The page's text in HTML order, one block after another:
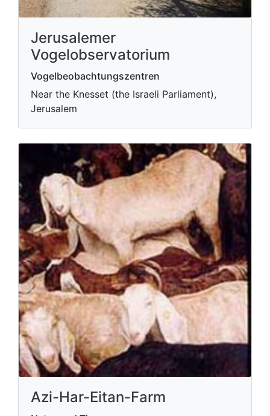
Jerusalemer
Vogelobservatorium
Vogelbeobachtungszentren
Near the Knesset (the Israeli Parliament),
Jerusalem
Azi-Har-Eitan-Farm